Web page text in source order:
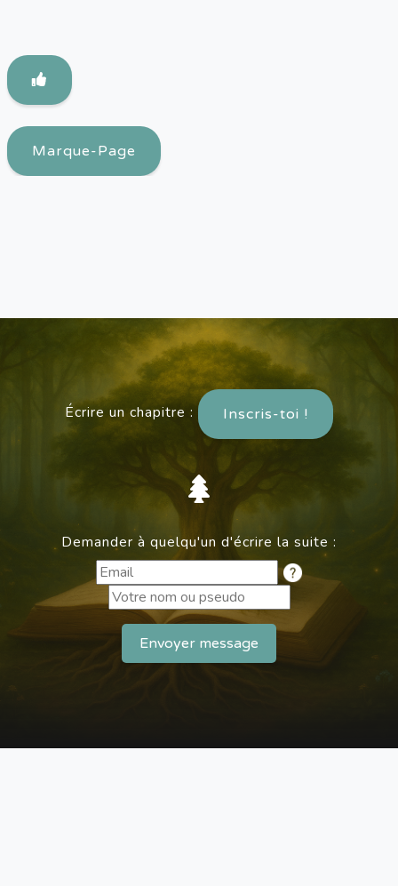
Marque-Page
Écrire un chapitre : Inscris-toi !
Demander à quelqu'un d'écrire la suite :
Envoyer message